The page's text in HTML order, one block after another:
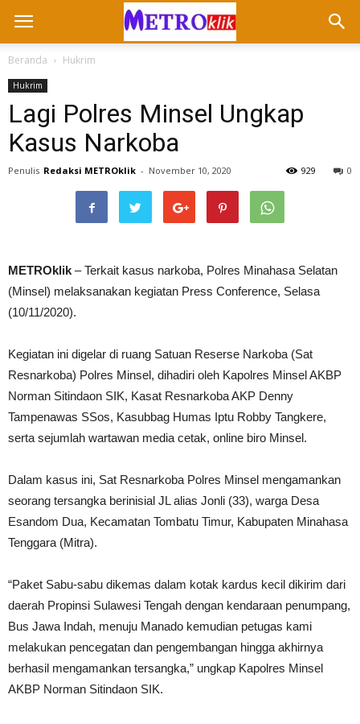
Beranda Hukrim
Hukrim
Lagi Polres Minsel Ungkap
Kasus Narkoba
Penulis Redaksi METROklik - November 10, 2020 0
929
METROklik – Terkait kasus narkoba, Polres Minahasa Selatan
(Minsel) melaksanakan kegiatan Press Conference, Selasa
(10/11/2020).
Kegiatan ini digelar di ruang Satuan Reserse Narkoba (Sat
Resnarkoba) Polres Minsel, dihadiri oleh Kapolres Minsel AKBP
Norman Sitindaon SIK, Kasat Resnarkoba AKP Denny
Tampenawas SSos, Kasubbag Humas Iptu Robby Tangkere,
serta sejumlah wartawan media cetak, online biro Minsel.
Dalam kasus ini, Sat Resnarkoba Polres Minsel mengamankan
seorang tersangka berinisial JL alias Jonli (33), warga Desa
Esandom Dua, Kecamatan Tombatu Timur, Kabupaten Minahasa
Tenggara (Mitra).
“Paket Sabu-sabu dikemas dalam kotak kardus kecil dikirim dari
daerah Propinsi Sulawesi Tengah dengan kendaraan penumpang,
Bus Jawa Indah, menuju Manado kemudian petugas kami
melakukan pencegatan dan pengembangan hingga akhirnya
berhasil mengamankan tersangka,” ungkap Kapolres Minsel
AKBP Norman Sitindaon SIK.